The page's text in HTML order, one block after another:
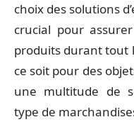
choix des solutions
crucial pour
produits durant tout
ce soit pour des
une multitude de
type de